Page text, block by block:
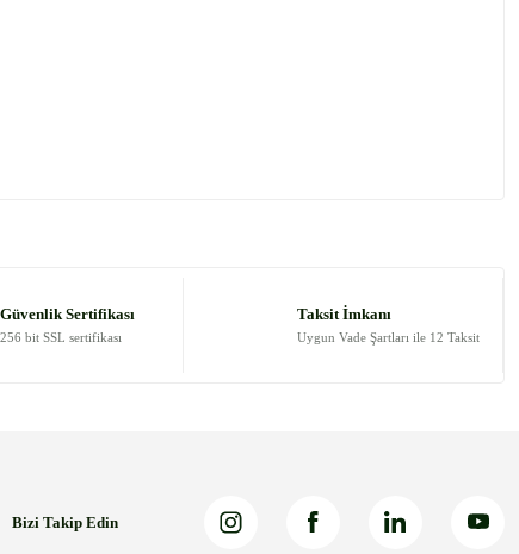
Güvenlik Sertifikası
256 bit SSL sertifikası
Taksit İmkanı
Uygun Vade Şartları ile 12 Taksit
Bizi Takip Edin